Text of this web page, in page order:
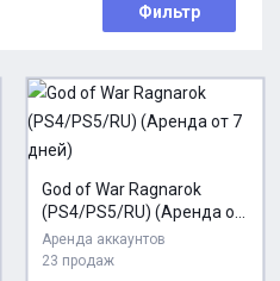
Фильтр
God of War Ragnarok
(PS4/PS5/RU) (Аренда от
7 дней)
Аренда аккаунтов
23 продаж